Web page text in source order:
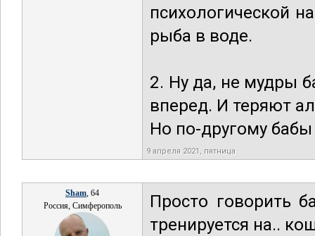
психологической
рыба в воде.
2. Ну да, не мудры
вперед. И теряют
Но по-другому
9 апреля 2021, пятница
Sham, 64
Россия, Симферополь
Просто говорить
тренируется на..